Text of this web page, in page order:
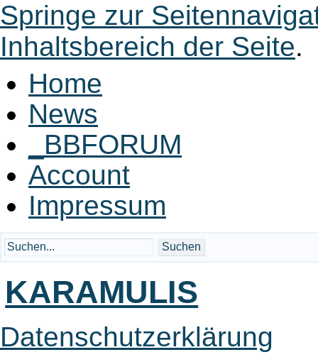
Springe zur
Inhaltsbereich der Seite.
Home
News
_BBFORUM
Account
Impressum
KARAMULIS
Datenschutzerklärung